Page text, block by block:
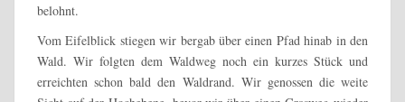
belohnt.
Vom Eifelblick stiegen wir bergab über einen Pfad hinab in den
Wald. Wir folgten dem Waldweg noch ein kurzes Stück und
erreichten schon bald den Waldrand. Wir genossen die weite